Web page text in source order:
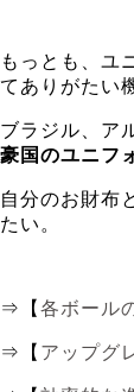
もっとも、ユ
てありがたい
ブラジル、ア
豪国のユニフ
自分のお財布
たい。
⇒【 各ボール
⇒【 アップグ